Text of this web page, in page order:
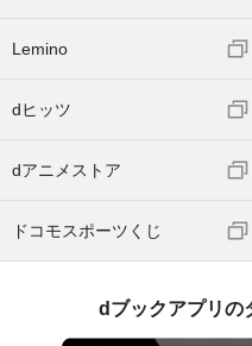
Lemino
dヒッツ
dアニメストア
ドコモスポーツくじ
dブックアプリの